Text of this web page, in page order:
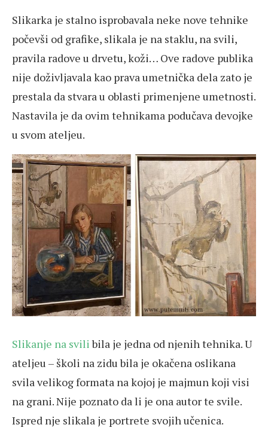
Slikarka je stalno isprobavala neke nove tehnike
počevši od grafike, slikala je na staklu, na svili,
pravila radove u drvetu, koži… Ove radove publika
nije doživljavala kao prava umetnička dela zato je
prestala da stvara u oblasti primenjene umetnosti.
Nastavila je da ovim tehnikama podučava devojke
u svom ateljeu.
Slikanje na svilibila je jedna od njenih tehnika. U
ateljeu – školi na zidu bila je okačena oslikana
svila velikog formata na kojoj je majmun koji visi
na grani. Nije poznato da li je ona autor te svile.
Ispred nje slikala je portrete svojih učenica.